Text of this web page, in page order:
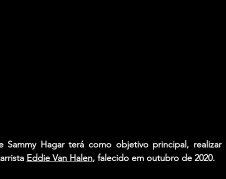
Sammy Hagar terá como objetivo principal, realizar
Eddie Van Halen, falecido em outubro de 2020.